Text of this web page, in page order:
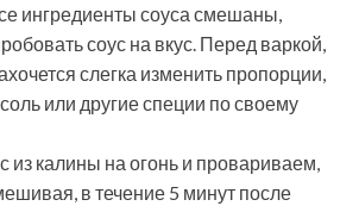
ингредиенты соуса смешаны,
соус на вкус. Перед варкой,
слегка изменить пропорции,
или другие специи по своему
из калины на огонь и провариваем,
в течение 5 минут после